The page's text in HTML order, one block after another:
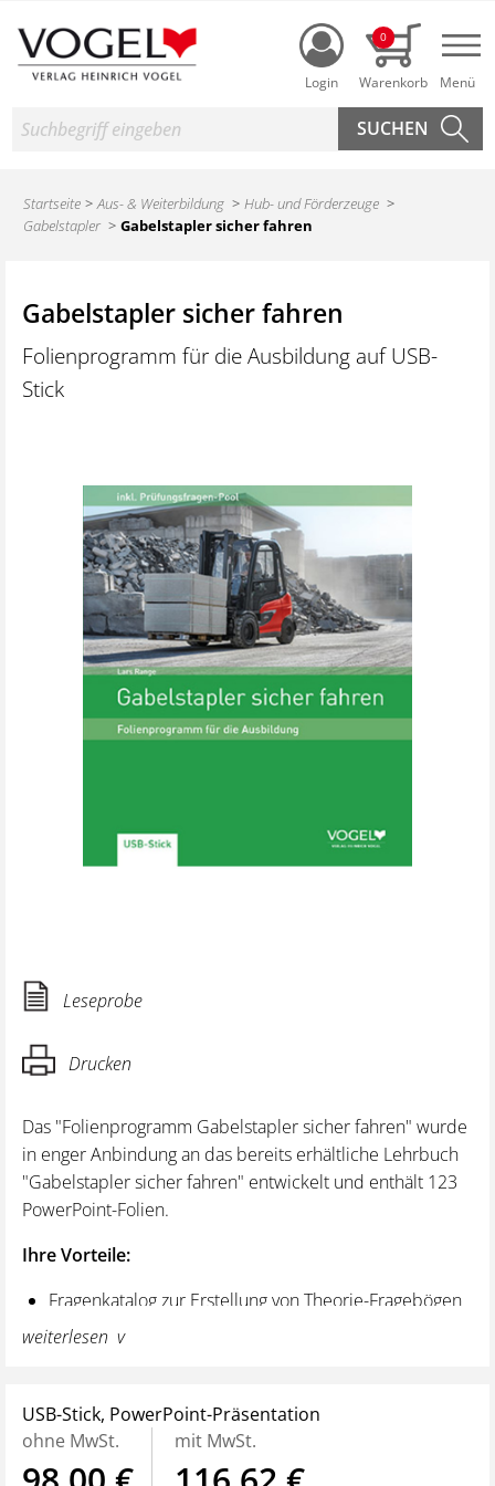
Login
0
Suche
Startseite Aus- & Weiterbildung
Hub- und Förderzeuge
Gabelstapler
Gabelstapler sicher fahren
Gabelstapler sicher fahren
Folienprogramm für die Ausbildung auf USB-
Stick
Leseprobe
Drucken
Das "Folienprogramm Gabelstapler sicher fahren" wurde
in enger Anbindung an das bereits erhältliche Lehrbuch
"Gabelstapler sicher fahren" entwickelt und enthält 123
PowerPoint-Folien.
Ihre Vorteile:
Fragenkatalog zur Erstellung von Theorie-Fragebögen
Inklusive zwei bereits aufbereiteter Frage- und
Folien entsprechend der neuen Systematik des
DGUV-Regelwerks
Enthält klare Handlungsanweisungen, erklärt aber
weiterlesen
USB-Stick, PowerPoint-Präsentation
ohne MwSt.
mit MwSt.